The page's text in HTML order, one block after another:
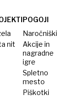
nit
POGOJI
Naročniški
Akcije in
nagradne
igre
Spletno
mesto
Piškotki